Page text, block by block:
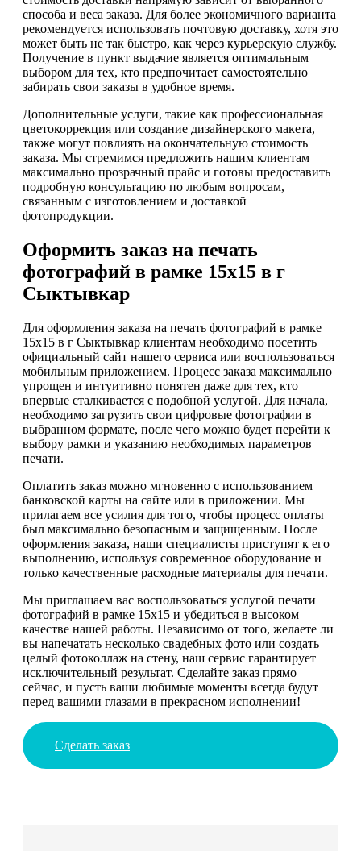
способа и веса заказа. Для более экономичного варианта
рекомендуется использовать почтовую доставку, хотя это
может быть не так быстро, как через курьерскую службу.
Получение в пункт выдачие является оптимальным
выбором для тех, кто предпочитает самостоятельно
забирать свои заказы в удобное время.
Дополнительные услуги, такие как профессиональная
цветокоррекция или создание дизайнерского макета,
также могут повлиять на окончательную стоимость
заказа. Мы стремимся предложить нашим клиентам
максимально прозрачный прайс и готовы предоставить
подробную консультацию по любым вопросам,
связанным с изготовлением и доставкой
фотопродукции.
Оформить заказ на печать
фотографий в рамке 15х15 в г
Сыктывкар
Для оформления заказа на печать фотографий в рамке
15х15 в г Сыктывкар клиентам необходимо посетить
официальный сайт нашего сервиса или воспользоваться
мобильным приложением. Процесс заказа максимально
упрощен и интуитивно понятен даже для тех, кто
впервые сталкивается с подобной услугой. Для начала,
необходимо загрузить свои цифровые фотографии в
выбранном формате, после чего можно будет перейти к
выбору рамки и указанию необходимых параметров
печати.
Оплатить заказ можно мгновенно с использованием
банковской карты на сайте или в приложении. Мы
прилагаем все усилия для того, чтобы процесс оплаты
был максимально безопасным и защищенным. После
оформления заказа, наши специалисты приступят к его
выполнению, используя современное оборудование и
только качественные расходные материалы для печати.
Мы приглашаем вас воспользоваться услугой печати
фотографий в рамке 15х15 и убедиться в высоком
качестве нашей работы. Независимо от того, желаете ли
вы напечатать несколько свадебных фото или создать
целый фотоколлаж на стену, наш сервис гарантирует
исключительный результат. Сделайте заказ прямо
сейчас, и пусть ваши любимые моменты всегда будут
перед вашими глазами в прекрасном исполнении!
Сделать заказ